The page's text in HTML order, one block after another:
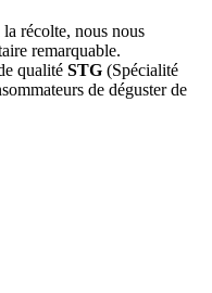
récolte, nous nous
remarquable.
qualité STG (Spécialité
de déguster de